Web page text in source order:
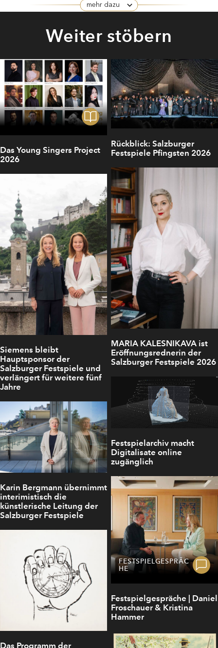
mehr dazu
Weiter stöbern
Das Young Singers Project
2026
Rückblick: Salzburger
Festspiele Pfingsten 2026
MARIA KALESNIKAVA ist
Eröffnungsrednerin der
Salzburger Festspiele 2026
Siemens bleibt
Hauptsponsor der
Salzburger Festspiele und
verlängert für weitere fünf
Jahre
Festspielarchiv macht
Digitalisate online
zugänglich
Karin Bergmann übernimmt
interimistisch die
künstlerische Leitung der
Salzburger Festspiele
FESTSPIELGESPRÄC
HE
Festspielgespräche | Daniel
Froschauer & Kristina
Hammer
Das Programm der